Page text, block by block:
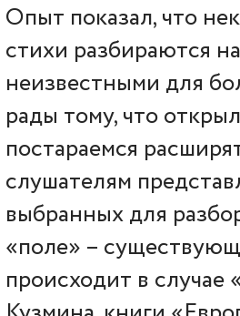
Опыт показал, что
стихи разбираются
неизвестными для
рады тому, что
постараемся
слушателям
выбранных для
«поле» –
происходит в